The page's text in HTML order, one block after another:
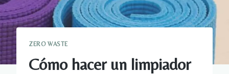
ZERO WASTE
Cómo hacer un limpiador